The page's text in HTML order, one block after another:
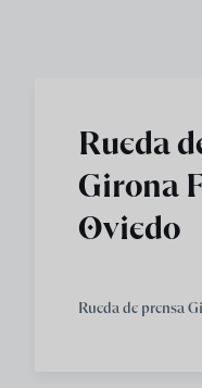
Rueda
Girona
Oviedo
Rueda de prensa